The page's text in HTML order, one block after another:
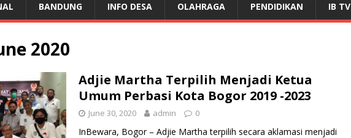
BANDUNG INFO DESA OLAHRAGA PENDIDIKAN IB TV
2020
Adjie Martha Terpilih Menjadi Ketua
Umum Perbasi Kota Bogor 2019 -2023
June 30, 2020 admin 0
InBewara, Bogor – Adjie Martha terpilih secara aklamasi menjadi